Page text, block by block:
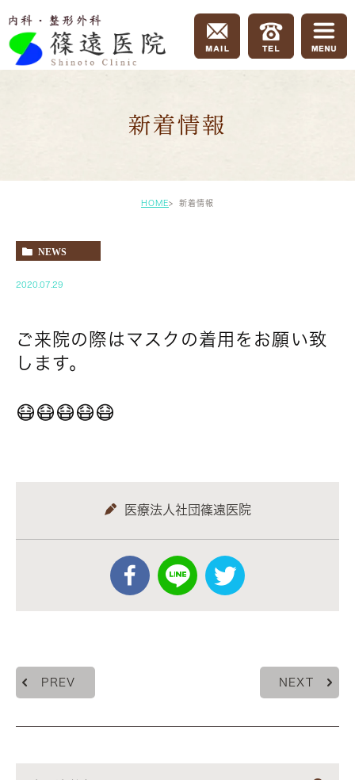
新着情報
HOME 新着情報
NEWS
2020.07.29
ご来院の際はマスクの着用をお願い致
します。
😷😷😷😷😷
医療法人社団篠遠医院
PREV NEXT